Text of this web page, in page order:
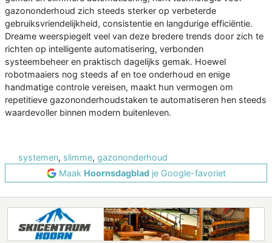
gazononderhoud zich steeds sterker op verbeterde
gebruiksvriendelijkheid, consistentie en langdurige efficiëntie.
Dreame weerspiegelt veel van deze bredere trends door zich te
richten op intelligente automatisering, verbonden
systeembeheer en praktisch dagelijks gemak. Hoewel
robotmaaiers nog steeds af en toe onderhoud en enige
handmatige controle vereisen, maakt hun vermogen om
repetitieve gazononderhoudstaken te automatiseren hen steeds
waardevoller binnen modern buitenleven.
systemen, slimme, gazononderhoud
Maak Hoornsdagbladje Google-favoriet